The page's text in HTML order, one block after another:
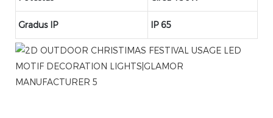
Gradus IP IP 65